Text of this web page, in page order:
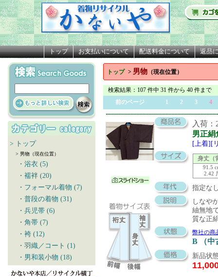
トップ お支払いについて 配送料金について 返品
> トップ
> 男物（現在位置）
・浴衣 (5)
・襦袢 (20)
・フォーマル着物 (7)
・普段の着物 (31)
・兵児帯 (6)
・角帯 (7)
・袴 (12)
・羽織／コート (1)
・男和装小物 (18)
トップ > 男物 （現在位置）
検索結果 ：107 件中 31 件から 40 件まで
前のページ
1 2 3 4
入荷：
男正絹
[上着][
身丈（
91.5
2.42
指定な
しなや
紬無地
質な正
弊社の商
B （中
新品状